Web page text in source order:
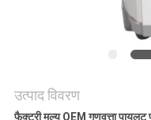
उत्पाद विवरण
फैक्टरी मूल्य OEM गुणवत्ता पायलट